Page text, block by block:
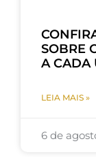
SOBRE
A CADA
LEIA MAIS »
6 de